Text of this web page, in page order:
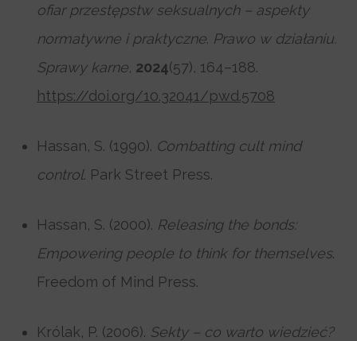
ofiar przestępstw seksualnych – aspekty
normatywne i praktyczne. Prawo w działaniu.
Sprawy karne, 2024(57), 164–188.
https://doi.org/10.32041/pwd.5708
Hassan, S. (1990). Combatting cult mind
control. Park Street Press.
Hassan, S. (2000). Releasing the bonds:
Empowering people to think for themselves.
Freedom of Mind Press.
Królak, P. (2006). Sekty – co warto wiedzieć?